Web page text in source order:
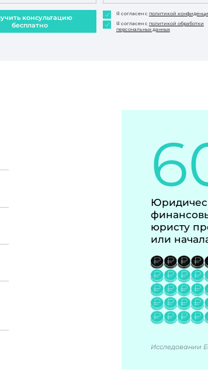
консультацию
бесплатно
Я согласен с политикой
Я согласен с политикой обработки
персональных данных
юристу
или
Исследовании